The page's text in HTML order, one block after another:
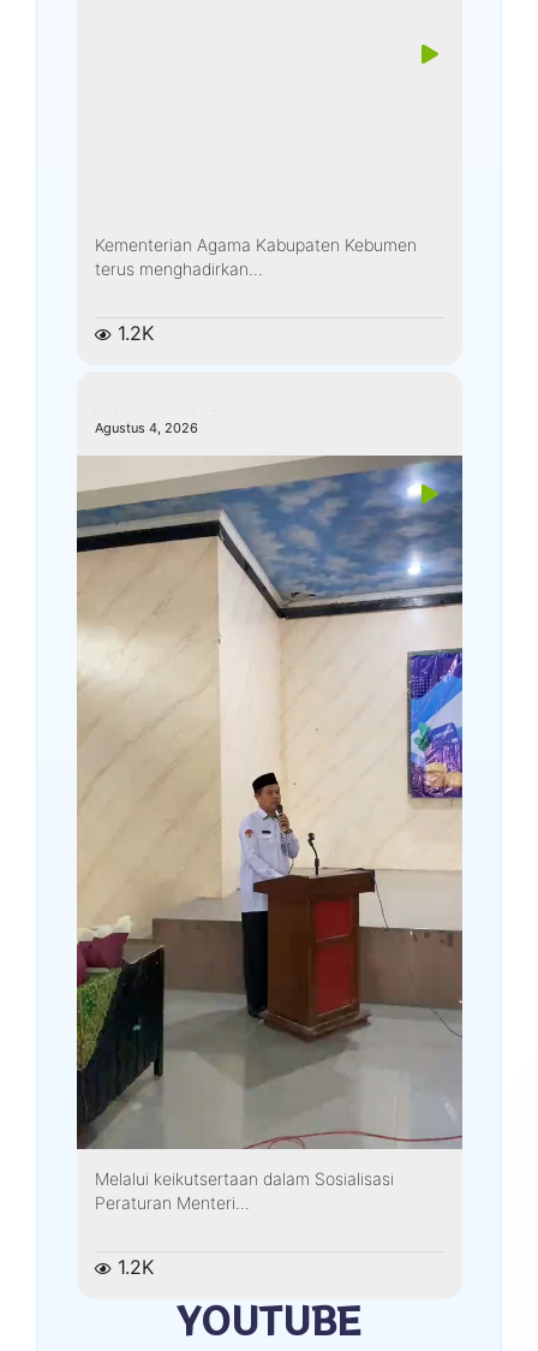
Kementerian Agama Kabupaten Kebumen
terus menghadirkan...
1.2K
Agustus 4, 2026
Melalui keikutsertaan dalam Sosialisasi
Peraturan Menteri...
1.2K
YOUTUBE